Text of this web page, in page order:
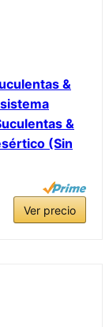
&
&
(Sin
Ver precio